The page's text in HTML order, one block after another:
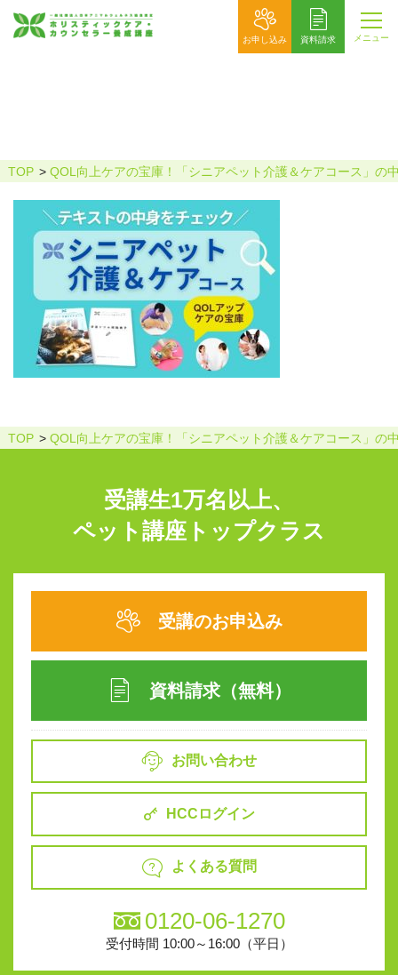
お申し込み 資料請求 メニュー
TOP QOL向上ケアの宝庫！「シニアペット介護＆ケアコース」の
TOP QOL向上ケアの宝庫！「シニアペット介護＆ケアコース」の
受講生1万名以上、
ペット講座トップクラス
受講のお申込み
資料請求（無料）
お問い合わせ
HCCログイン
よくある質問
0120-06-1270
受付時間 10:00～16:00（平日）